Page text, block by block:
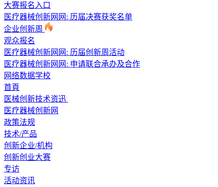
大赛报名入口
医疗器械创新网网: 历届决赛获奖名单
企业创新周
观众报名
医疗器械创新网网: 历届创新周活动
医疗器械创新网网: 申请联合承办及合作
网络数据学校
首頁
医械创新技术资迅
医疗器械创新网
政策法规
技术/产品
创新企业/机构
创新创业大赛
专访
活动资讯